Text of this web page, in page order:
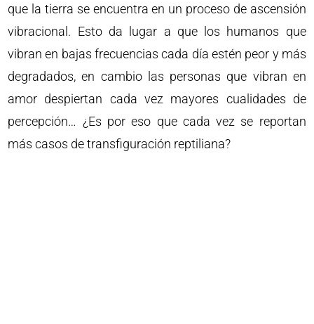
que la tierra se encuentra en un proceso de ascensión
vibracional. Esto da lugar a que los humanos que
vibran en bajas frecuencias cada día estén peor y más
degradados, en cambio las personas que vibran en
amor despiertan cada vez mayores cualidades de
percepción… ¿Es por eso que cada vez se reportan
más casos de transfiguración reptiliana?